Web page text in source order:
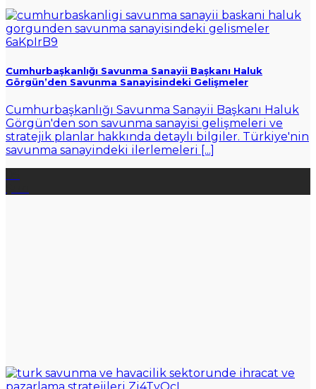
Cumhurbaşkanlığı Savunma Sanayii Başkanı Haluk
Görgün’den Savunma Sanayisindeki Gelişmeler
Cumhurbaşkanlığı Savunma Sanayii Başkanı Haluk
Görgün'den son savunma sanayisi gelişmeleri ve
stratejik planlar hakkında detaylı bilgiler. Türkiye'nin
savunma sanayindeki ilerlemeleri [...]